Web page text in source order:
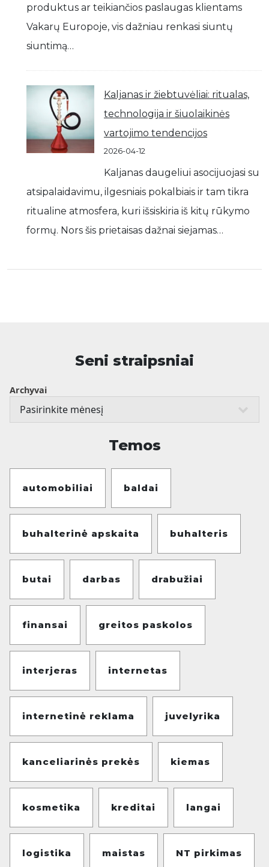
produktus ar teikiančios paslaugas klientams
Vakarų Europoje, vis dažniau renkasi siuntų
siuntimą…
Kaljanas ir žiebtuvėliai: ritualas,
technologija ir šiuolaikinės
vartojimo tendencijos
2026-04-12
Kaljanas daugeliui asocijuojasi su
atsipalaidavimu, ilgesniais pokalbiais ir tam tikra
ritualine atmosfera, kuri išsiskiria iš kitų rūkymo
formų. Nors šis prietaisas dažnai siejamas…
Seni straipsniai
Archyvai
Temos
automobiliai baldai
buhalterinė apskaita buhalteris
butai darbas drabužiai
finansai greitos paskolos
interjeras internetas
internetinė reklama juvelyrika
kanceliarinės prekės kiemas
kosmetika kreditai langai
logistika maistas NT pirkimas